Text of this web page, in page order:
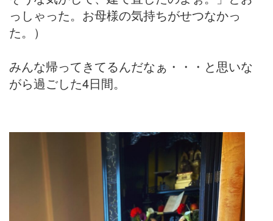
っしゃった。お母様の気持ちがせつなかっ
た。）
みんな帰ってきてるんだなぁ・・・と思いな
がら過ごした4日間。